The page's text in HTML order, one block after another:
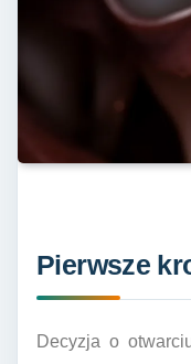
Pierwsze
Decyzja o